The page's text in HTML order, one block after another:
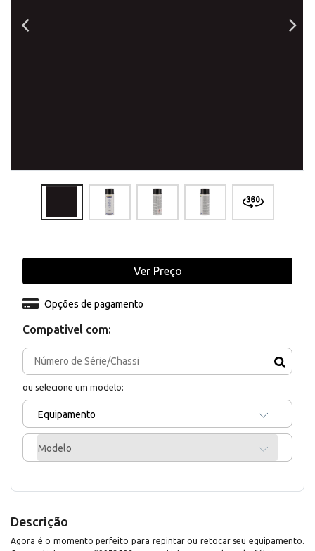
Compativel com:
ou selecione um modelo:
Equipamento
Modelo
Opções de pagamento
Ver Preço
Descrição
Agora é o momento perfeito para repintar ou retocar seu equipamento.